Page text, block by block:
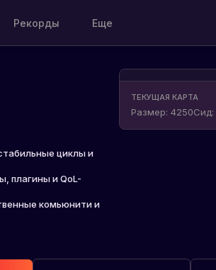
Рекорды Еще
циклы и
плагины и QoL-
комьюнити и
ТЕКУЩАЯ КАРТА
Размер: 4250Сид: